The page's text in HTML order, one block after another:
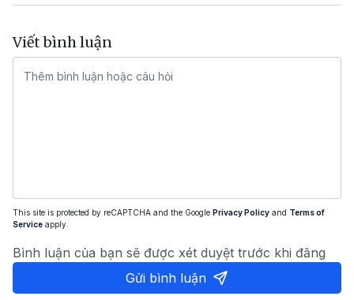
Viết bình luận
This site is protected by reCAPTCHA and the Google Privacy Policy and Terms of
Service apply.
Bình luận của bạn sẽ được xét duyệt trước khi đăng
Gửi bình luận